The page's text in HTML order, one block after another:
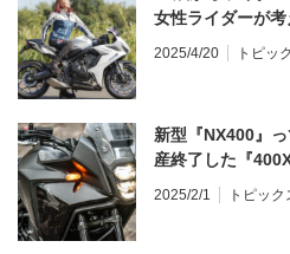
女性ライダーが
2025/4/20 トピッ
新型『NX400』
産終了した『
2025/2/1 トピック